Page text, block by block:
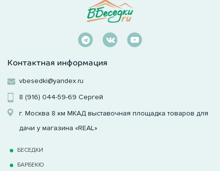
Контактная информация
vbesedki@yandex.ru
8 (916) 044-59-69 Сергей
г. Москва 8 км МКАД выставочная площадка товаров для
дачи у магазина «REAL»
БЕСЕДКИ
БАРБЕКЮ